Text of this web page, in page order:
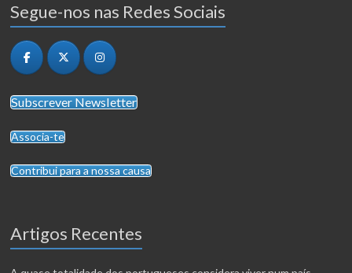
Segue-nos nas Redes Sociais
Subscrever Newsletter
Associa-te
Contribui para a nossa causa
Artigos Recentes